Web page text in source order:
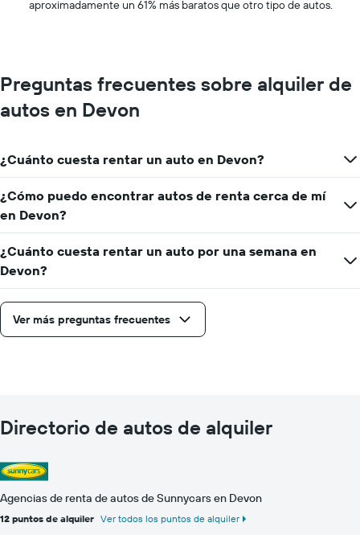
un
auto
por
empresa.
aproximadamente un 61% más baratos que otro tipo de autos.
Preguntas frecuentes sobre alquiler de
autos en Devon
¿Cuánto cuesta rentar un auto en Devon?
¿Cómo puedo encontrar autos de renta cerca de mí
en Devon?
¿Cuánto cuesta rentar un auto por una semana en
Devon?
Ver más preguntas frecuentes
Directorio de autos de alquiler
Agencias de renta de autos de Sunnycars en Devon
12 puntos de alquiler Ver todos los puntos de alquiler